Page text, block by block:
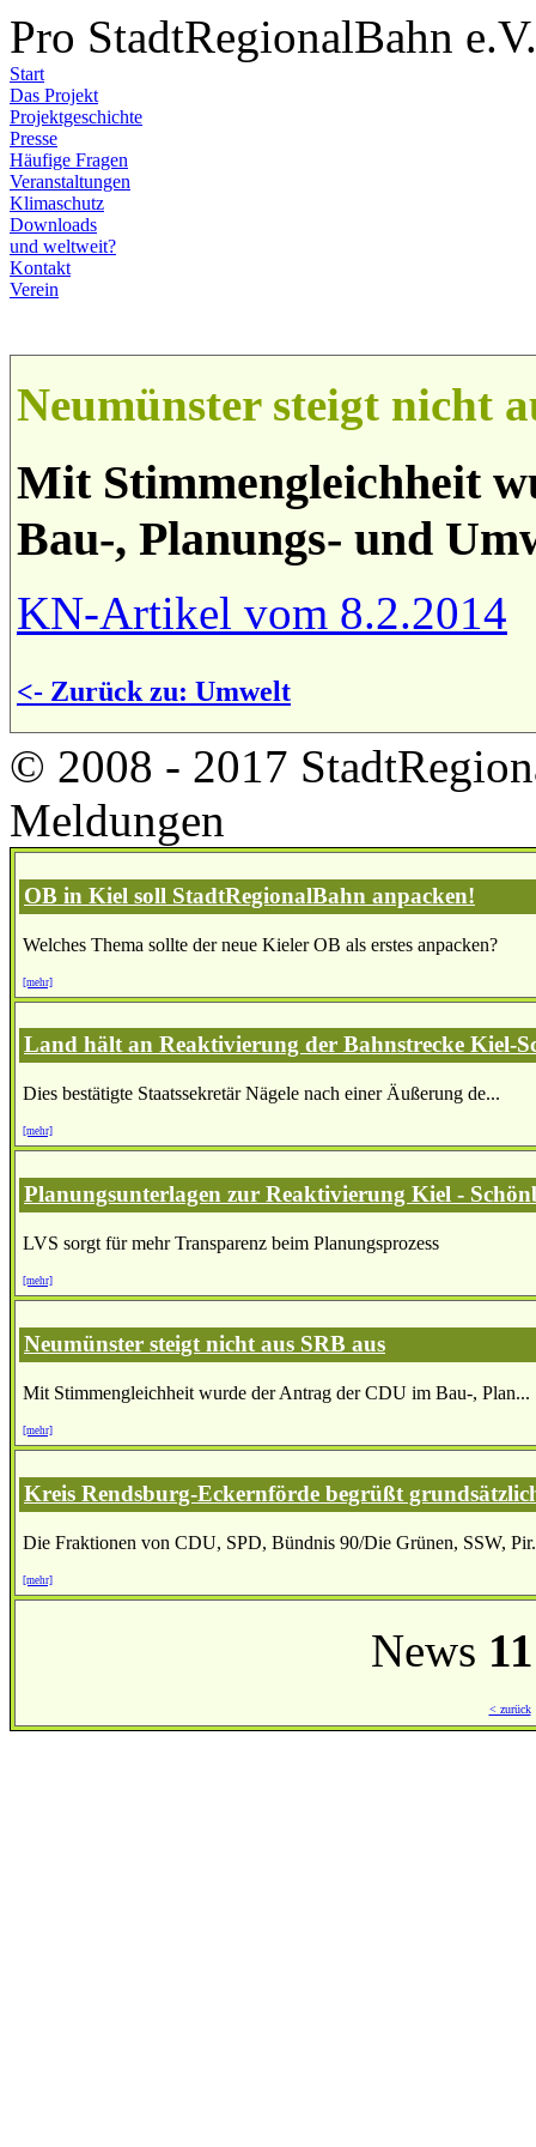
Pro StadtRegionalBahn e.V.
Start
Das Projekt
Projektgeschichte
Presse
Häufige Fragen
Veranstaltungen
Klimaschutz
Downloads
und weltweit?
Kontakt
Verein
Neumünster steigt nicht
Mit Stimmengleichheit
Bau-, Planungs- und
KN-Artikel vom 8.2.2014
<- Zurück zu: Umwelt
© 2008 - 2017
Meldungen
OB in Kiel soll StadtRegionalBahn anpacken!
Welches Thema sollte der neue Kieler OB als erstes anpacken?
[mehr]
Land hält an Reaktivierung der Bahnstrecke Kiel-
Dies bestätigte Staatssekretär Nägele nach einer Äußerung de...
[mehr]
Planungsunterlagen zur Reaktivierung Kiel -
LVS sorgt für mehr Transparenz beim Planungsprozess
[mehr]
Neumünster steigt nicht aus SRB aus
Mit Stimmengleichheit wurde der Antrag der CDU im Bau-, Plan...
[mehr]
Kreis Rendsburg-Eckernförde begrüßt
Die Fraktionen von CDU, SPD, Bündnis 90/Die Grünen, SSW,
[mehr]
News
< zurück